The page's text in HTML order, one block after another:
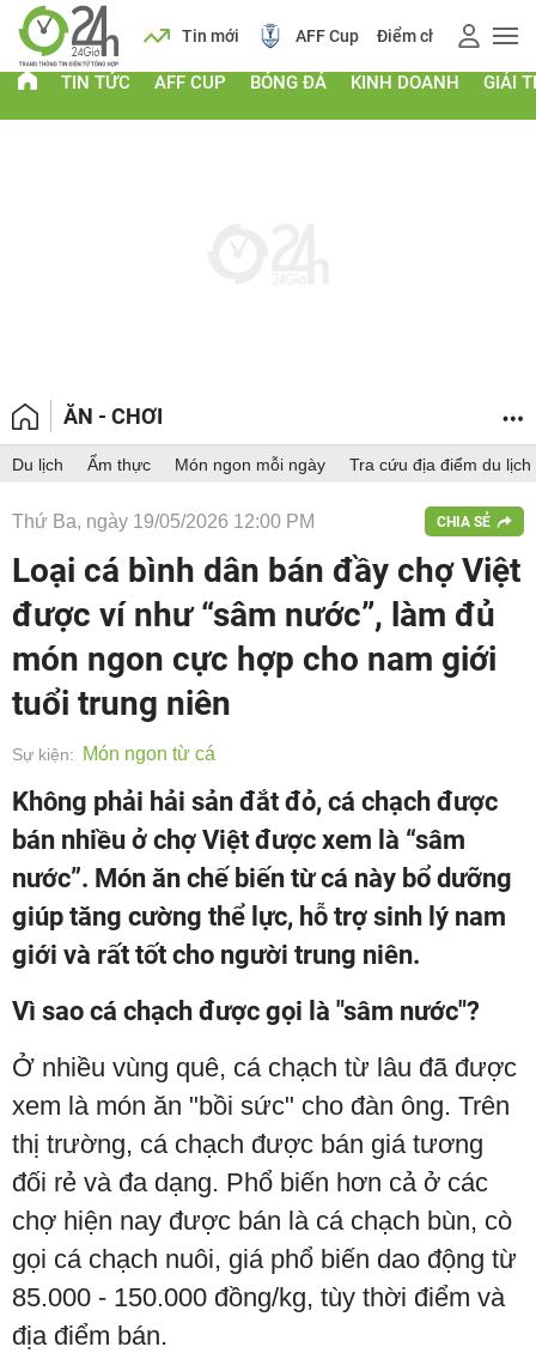
Lịch Tin mới AFF Cup Điểm chuẩn 2026
TIN TỨC AFF CUP BÓNG ĐÁ KINH DOANH GIẢI
ĂN - CHƠI
Du lịch Ẩm thực Món ngon mỗi ngày Tra cứu địa điểm du lịch
Thứ Ba, ngày 19/05/2026 12:00 PM CHIA SẺ
Loại cá bình dân bán đầy chợ Việt
được ví như “sâm nước”, làm đủ
món ngon cực hợp cho nam giới
tuổi trung niên
Sự kiện: Món ngon từ cá
Không phải hải sản đắt đỏ, cá chạch được
bán nhiều ở chợ Việt được xem là “sâm
nước”. Món ăn chế biến từ cá này bổ dưỡng
giúp tăng cường thể lực, hỗ trợ sinh lý nam
giới và rất tốt cho người trung niên.
Vì sao cá chạch được gọi là "sâm nước"?
Ở nhiều vùng quê, cá chạch từ lâu đã được
xem là món ăn "bồi sức" cho đàn ông. Trên
thị trường, cá chạch được bán giá tương
đối rẻ và đa dạng. Phổ biến hơn cả ở các
chợ hiện nay được bán là cá chạch bùn, cò
gọi cá chạch nuôi, giá phổ biến dao động từ
85.000 - 150.000 đồng/kg, tùy thời điểm và
địa điểm bán.